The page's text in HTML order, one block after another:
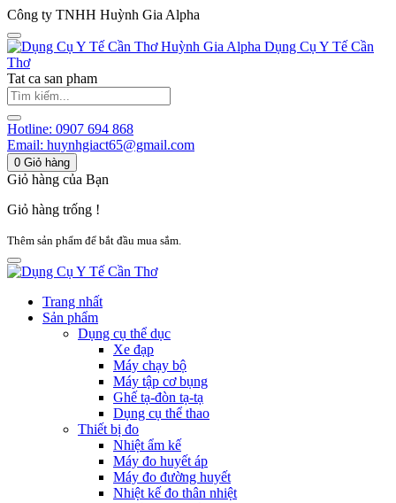
Công ty TNHH Huỳnh Gia Alpha
Huỳnh Gia Alpha Dụng Cụ Y Tế Cần
Thơ
Tat ca san pham
Hotline: 0907 694 868
Email: huynhgiact65@gmail.com
0 Giỏ hàng
Giỏ hàng của Bạn
Giỏ hàng trống !
Thêm sản phẩm để bắt đầu mua sắm.
Trang nhất
Sản phẩm
Dụng cụ thể dục
Xe đạp
Máy chạy bộ
Máy tập cơ bụng
Ghế tạ-đòn tạ-tạ
Dụng cụ thể thao
Thiết bị đo
Nhiệt ẩm kế
Máy đo huyết áp
Máy đo đường huyết
Nhiệt kế đo thân nhiệt